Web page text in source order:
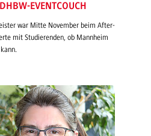
EVENTCOUCH
war Mitte November beim After-
mit Studierenden, ob Mannheim